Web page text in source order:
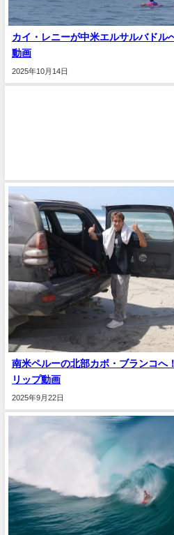
カイ・レニーが中米エルサルバドル
動画
2025年10月14日
南米ペルーの北部カボ・ブランコへ
リップ動画
2025年9月22日